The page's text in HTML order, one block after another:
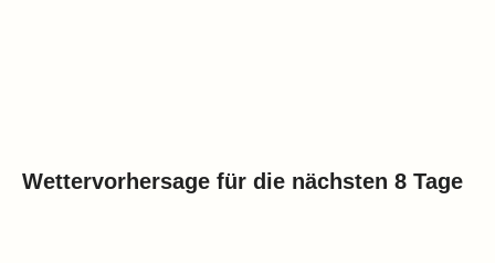
Wettervorhersage für die nächsten 8 Tage